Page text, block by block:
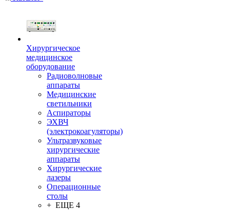
Хирургическое
медицинское
оборудование
Радиоволновые
аппараты
Медицинские
светильники
Аспираторы
ЭХВЧ
(электрокоагуляторы)
Ультразвуковые
хирургические
аппараты
Хирургические
лазеры
Операционные
столы
+ ЕЩЕ 4